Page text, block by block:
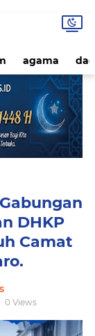
agama
DHKP
Camat
0 Views